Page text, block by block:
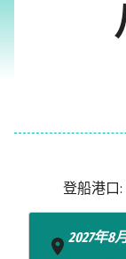
登船港口:
2027年8